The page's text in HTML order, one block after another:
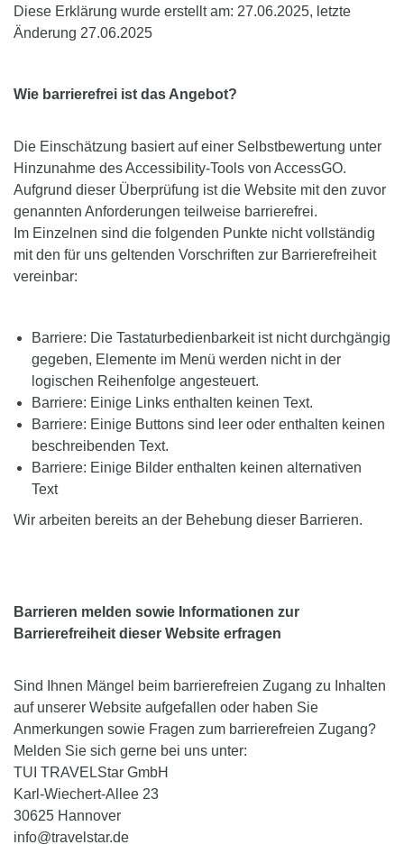
Diese Erklärung wurde erstellt am: 27.06.2025, letzte
Änderung 27.06.2025
Wie barrierefrei ist das Angebot?
Die Einschätzung basiert auf einer Selbstbewertung unter
Hinzunahme des Accessibility-Tools von AccessGO.
Aufgrund dieser Überprüfung ist die Website mit den zuvor
genannten Anforderungen teilweise barrierefrei.
Im Einzelnen sind die folgenden Punkte nicht vollständig
mit den für uns geltenden Vorschriften zur Barrierefreiheit
vereinbar:
Barriere: Die Tastaturbedienbarkeit ist nicht durchgängig
gegeben, Elemente im Menü werden nicht in der
logischen Reihenfolge angesteuert.
Barriere: Einige Links enthalten keinen Text.
Barriere: Einige Buttons sind leer oder enthalten keinen
beschreibenden Text.
Barriere: Einige Bilder enthalten keinen alternativen
Text
Wir arbeiten bereits an der Behebung dieser Barrieren.
Barrieren melden sowie Informationen zur
Barrierefreiheit dieser Website erfragen
Sind Ihnen Mängel beim barrierefreien Zugang zu Inhalten
auf unserer Website aufgefallen oder haben Sie
Anmerkungen sowie Fragen zum barrierefreien Zugang?
Melden Sie sich gerne bei uns unter:
TUI TRAVELStar GmbH
Karl-Wiechert-Allee 23
30625 Hannover
info@travelstar.de